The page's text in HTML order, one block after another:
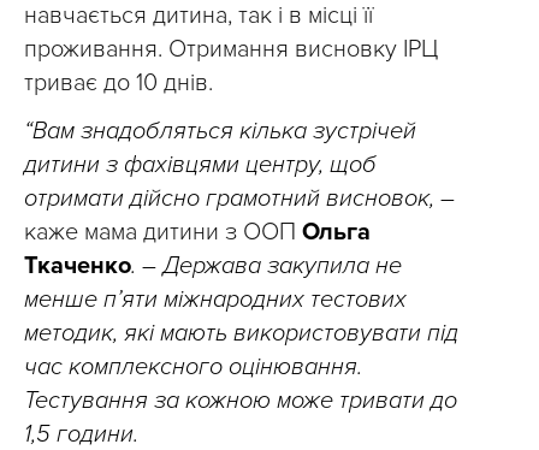
навчається дитина, так і в місці її
проживання. Отримання висновку ІРЦ
триває до 10 днів.
“Вам знадобляться кілька зустрічей
дитини з фахівцями центру, щоб
отримати дійсно грамотний висновок, –
каже мама дитини з ООП Ольга
Ткаченко. – Держава закупила не
менше п’яти міжнародних тестових
методик, які мають використовувати під
час комплексного оцінювання.
Тестування за кожною може тривати до
1,5 години.